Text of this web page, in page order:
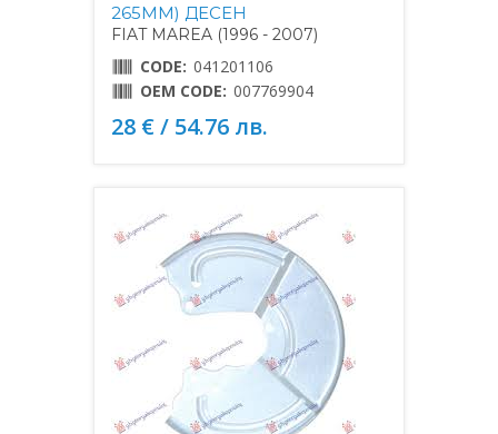
265MM) ДЕСЕН
FIAT MAREA (1996 - 2007)
CODE: 041201106
OEM CODE: 007769904
28 € / 54.76 лв.